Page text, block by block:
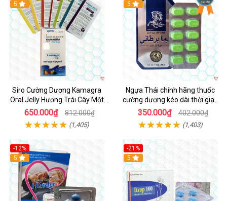
5
Siro Cường Dương Kamagra
Oral Jelly Hương Trái Cây Một
Hộp 7 Gói 100g
650.000₫ 812.000₫
(1,405)
Hot
5
Ngựa Thái chính hãng thuốc
cường dương kéo dài thời gian
cho Nam hộp 10 viên
350.000₫ 402.000₫
(1,403)
-12%
5
-21%
5